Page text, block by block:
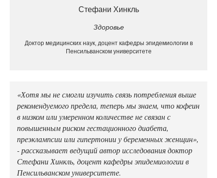
Стефани Хинкль
Здоровье
Доктор медицинских наук, доцент кафедры эпидемиологии в
Пенсильванском университете
«Хотя мы не смогли изучить связь потребления выше
рекомендуемого предела, теперь мы знаем, что кофеин
в низком или умеренном количестве не связан с
повышенным риском гестационного диабета,
преэклампсии или гипертонии у беременных женщин»,
- рассказывает ведущий автор исследования доктор
Стефани Хинкль, доцент кафедры эпидемиологии в
Пенсильванском университете.